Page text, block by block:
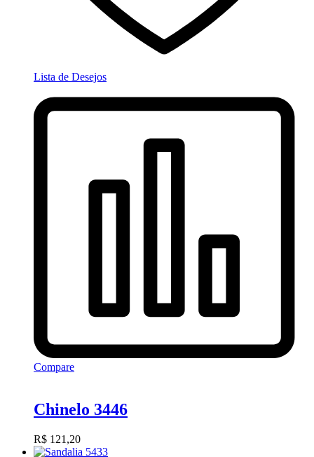
Lista de Desejos
Compare
Chinelo 3446
R$ 121,20